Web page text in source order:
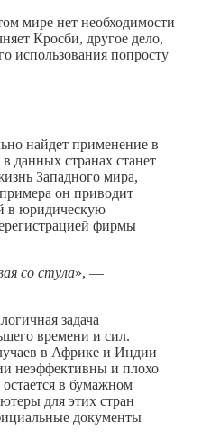
мире нет необходимости
Кросби, другое дело,
использования попросту
найдет применение в
данных странах станет
Западного мира,
он приводит
в юридическую
фирмы
со стула», —
задача
времени и сил.
в Африке и Индии
неэффективны и плохо
в бумажном
для этих стран
документы